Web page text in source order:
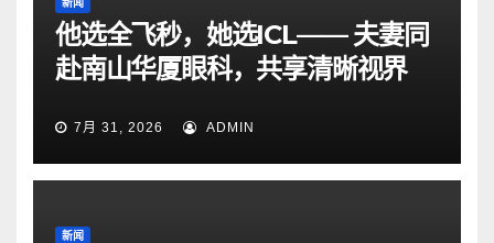
新闻
他选全飞秒，她选ICL—— 夫妻同
赴南山华厦眼科，共享清晰视界
7月 31, 2026 ADMIN
新闻